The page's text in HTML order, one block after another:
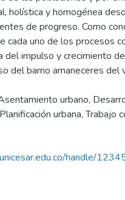
holística y homogénea
de progreso. Como
cada uno de los procesos
del impulso y crecimiento
del barrio amaneceres del
urbano,
urbana, Trabajo
handle/